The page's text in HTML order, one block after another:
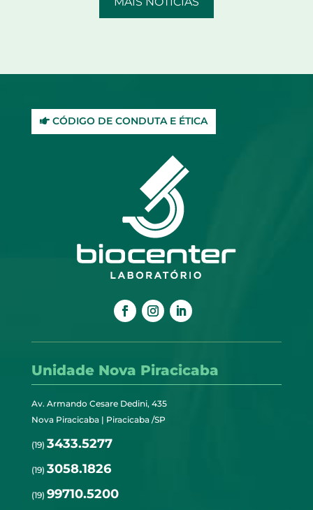
CÓDIGO DE CONDUTA E ÉTICA
Unidade Nova Piracicaba
Av. Armando Cesare Dedini, 435
Nova Piracicaba | Piracicaba /SP
(19) 3433.5277
(19) 3058.1826
(19) 99710.5200